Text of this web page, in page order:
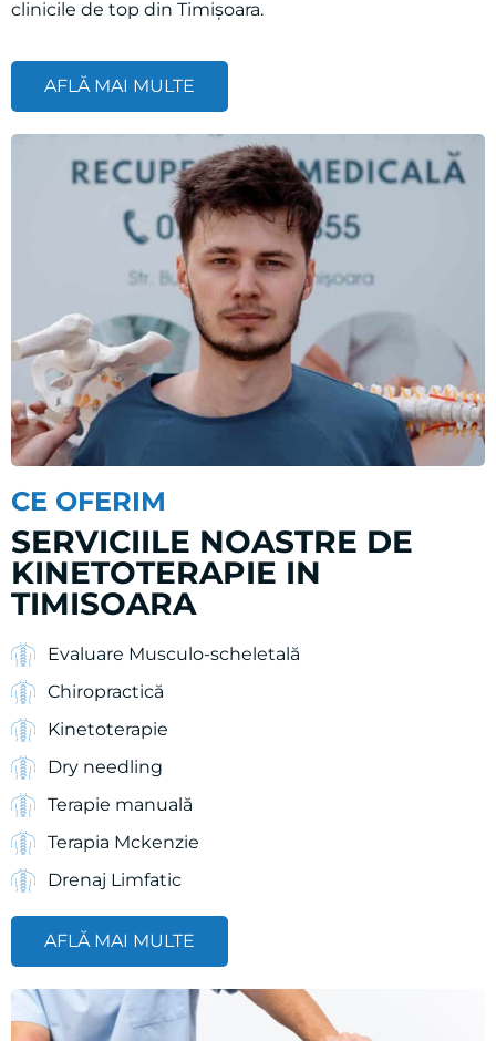
IMPACT reprezintă suma experienței acumulate în
AFLĂ MAI MULTE
CE OFERIM
SERVICIILE NOASTRE DE
KINETOTERAPIE IN
TIMISOARA
Evaluare Musculo-scheletală
Chiropractică
Kinetoterapie
Dry needling
Terapie manuală
Terapia Mckenzie
Drenaj Limfatic
AFLĂ MAI MULTE